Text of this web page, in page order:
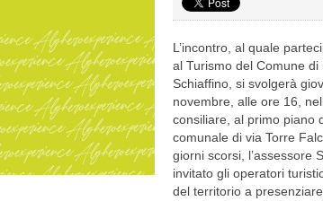
L’incontro, al quale
al Turismo del Comune di
Schiaffino, si svolgerà
novembre, alle ore 16,
consiliare, al primo piano
comunale di via Torre
giorni scorsi, l’assessore
invitato gli operatori
del territorio a presenziare